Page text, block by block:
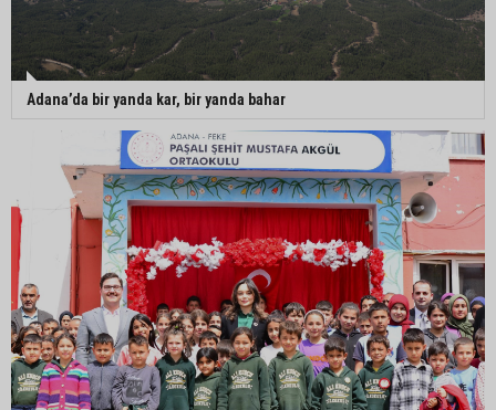
Adana’da bir yanda kar, bir yanda bahar